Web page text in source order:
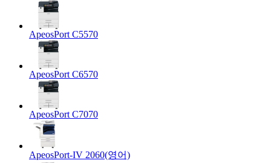
ApeosPort C5570
ApeosPort C6570
ApeosPort C7070
ApeosPort-IV 2060(영어)